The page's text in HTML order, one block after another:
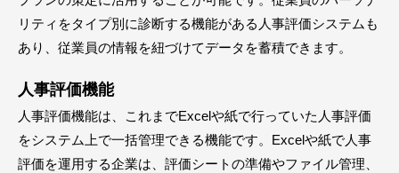
リティをタイプ別に診断する機能がある人事評価システムも
あり、従業員の情報を紐づけてデータを蓄積できます。
人事評価機能
人事評価機能は、これまでExcelや紙で行っていた人事評価
をシステム上で一括管理できる機能です。Excelや紙で人事
評価を運用する企業は、評価シートの準備やファイル管理、